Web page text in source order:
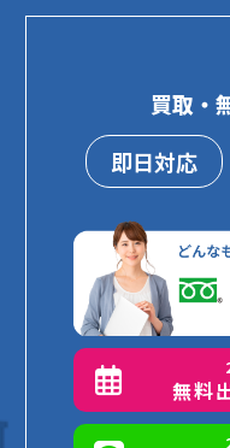
買取・
即日対応
無料